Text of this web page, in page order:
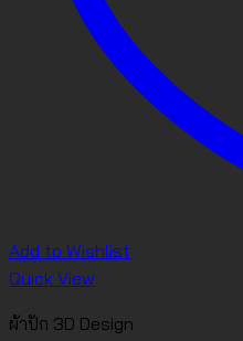
Add to Wishlist
Quick View
ผ้าปัก 3D Design